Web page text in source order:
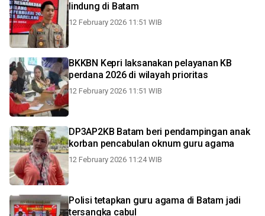
lindung di Batam
12 February 2026 11:51 WIB
BKKBN Kepri laksanakan pelayanan KB
perdana 2026 di wilayah prioritas
12 February 2026 11:51 WIB
DP3AP2KB Batam beri pendampingan anak
korban pencabulan oknum guru agama
12 February 2026 11:24 WIB
Polisi tetapkan guru agama di Batam jadi
tersangka cabul